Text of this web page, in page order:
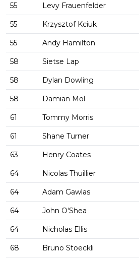
55 Levy Frauenfelder
55 Krzysztof Kciuk
55 Andy Hamilton
58 Sietse Lap
58 Dylan Dowling
58 Damian Mol
61 Tommy Morris
61 Shane Turner
63 Henry Coates
64 Nicolas Thuillier
64 Adam Gawlas
64 John O'Shea
64 Nicholas Ellis
68 Bruno Stoeckli